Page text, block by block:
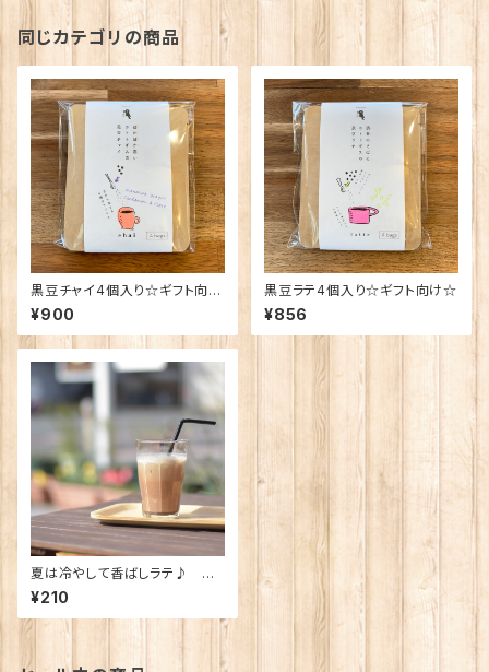
同じカテゴリの商品
黒豆チャイ4個入り☆ギフト向け
☆
¥900
黒豆ラテ4個入り☆ギフト向け☆
¥856
夏は冷やして香ばしラテ♪ ホ
トトギスの黒豆ラテ（1杯分）
¥210